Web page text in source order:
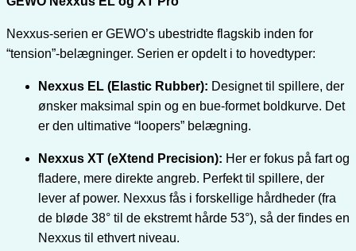
Nexxus-serien er GEWO’s ubestridte flagskib inden for
“tension”-belægninger. Serien er opdelt i to hovedtyper:
Nexxus EL (Elastic Rubber): Designet til spillere, der
ønsker maksimal spin og en bue-formet boldkurve. Det
er den ultimative “loopers” belægning.
Nexxus XT (eXtend Precision): Her er fokus på fart og
fladere, mere direkte angreb. Perfekt til spillere, der
lever af power. Nexxus fås i forskellige hårdheder (fra
de bløde 38° til de ekstremt hårde 53°), så der findes en
Nexxus til ethvert niveau.